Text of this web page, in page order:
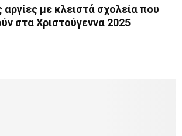
αργίες με κλειστά σχολεία που
στα Χριστούγεννα 2025